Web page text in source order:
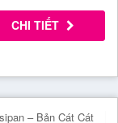
CHI TIẾT